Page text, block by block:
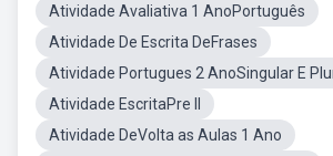
Atividade Avaliativa 1 AnoPortuguês
Atividade De Escrita DeFrases
Atividade Portugues 2 AnoSingular E
Atividade EscritaPre II
Atividade DeVolta as Aulas 1 Ano